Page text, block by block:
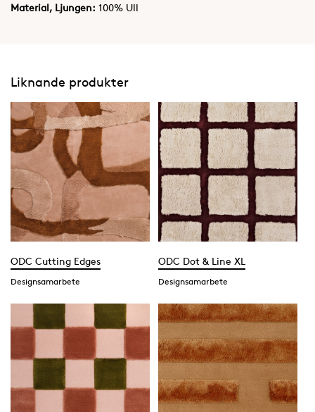
Material, Ljungen: 100% Ull
Liknande produkter
ODC Cutting Edges
Designsamarbete
ODC Dot & Line XL
Designsamarbete